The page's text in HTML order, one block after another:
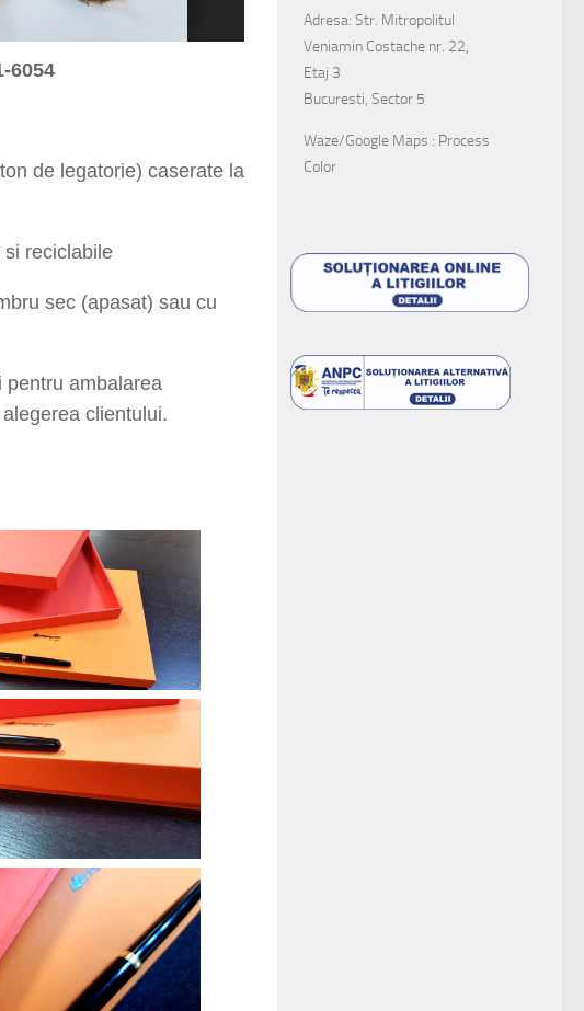
6054
de legatorie) caserate la
reciclabile
sec (apasat) sau cu
pentru ambalarea
clientului.
Adresa: Str. Mitropolitul
Veniamin Costache nr. 22,
Etaj 3
Bucuresti, Sector 5
Waze/Google Maps : Process
Color